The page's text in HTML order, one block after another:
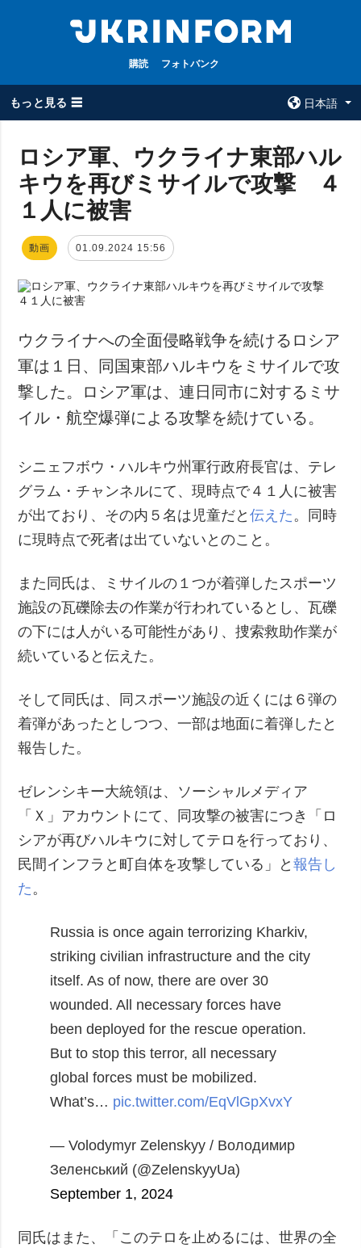
購読 フォトバンク
もっと見る ☰
日本語
全てのトピック
戦争
政治
経済・復興
防衛
社会・文化
スポーツ
犯罪
事故・緊急事態
ウクルインフォ
ルム
特集
インタビュー
写真
動画
購読
フォトバンク
ロシア軍、ウクライナ東部ハル
キウを再びミサイルで攻撃 ４
１人に被害
動画 01.09.2024 15:56
ウクライナへの全面侵略戦争を続けるロシア
軍は１日、同国東部ハルキウをミサイルで攻
撃した。ロシア軍は、連日同市に対するミサ
イル・航空爆弾による攻撃を続けている。
シニェフボウ・ハルキウ州軍行政府長官は、テレ
グラム・チャンネルにて、現時点で４１人に被害
が出ており、その内５名は児童だと伝えた 。同時
に現時点で死者は出ていないとのこと。
また同氏は、ミサイルの１つが着弾したスポーツ
施設の瓦礫除去の作業が行われているとし、瓦礫
の下には人がいる可能性があり、捜索救助作業が
続いていると伝えた。
そして同氏は、同スポーツ施設の近くには６弾の
着弾があったとしつつ、一部は地面に着弾したと
報告した。
ゼレンシキー大統領は、ソーシャルメディア
「Ｘ」アカウントにて、同攻撃の被害につき「ロ
シアが再びハルキウに対してテロを行っており、
民間インフラと町自体を攻撃している」と報告し
た 。
Russia is once again terrorizing Kharkiv,
striking civilian infrastructure and the city
itself. As of now, there are over 30
wounded. All necessary forces have
been deployed for the rescue operation.
But to stop this terror, all necessary
global forces must be mobilized.
What’s… pic.twitter.com/EqVlGpXvxY
— Volodymyr Zelenskyy / Володимир
Зеленський (@ZelenskyyUa)
September 1, 2024
同氏はまた、「このテロを止めるには、世界の全